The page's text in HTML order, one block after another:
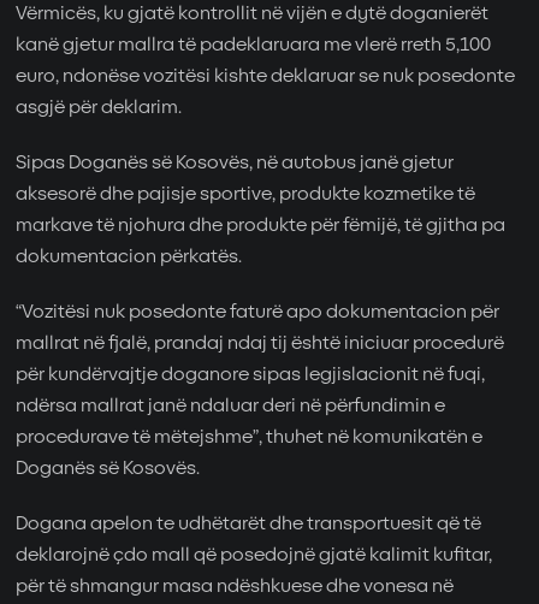
Vërmicës, ku gjatë kontrollit në vijën e dytë doganierët
kanë gjetur mallra të padeklaruara me vlerë rreth 5,100
euro, ndonëse vozitësi kishte deklaruar se nuk posedonte
asgjë për deklarim.
Sipas Doganës së Kosovës, në autobus janë gjetur
aksesorë dhe pajisje sportive, produkte kozmetike të
markave të njohura dhe produkte për fëmijë, të gjitha pa
dokumentacion përkatës.
“Vozitësi nuk posedonte faturë apo dokumentacion për
mallrat në fjalë, prandaj ndaj tij është iniciuar procedurë
për kundërvajtje doganore sipas legjislacionit në fuqi,
ndërsa mallrat janë ndaluar deri në përfundimin e
procedurave të mëtejshme”, thuhet në komunikatën e
Doganës së Kosovës.
Dogana apelon te udhëtarët dhe transportuesit që të
deklarojnë çdo mall që posedojnë gjatë kalimit kufitar,
për të shmangur masa ndëshkuese dhe vonesa në